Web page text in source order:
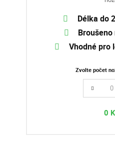
Délka do
Vhodné pro
Zvolte počet
0